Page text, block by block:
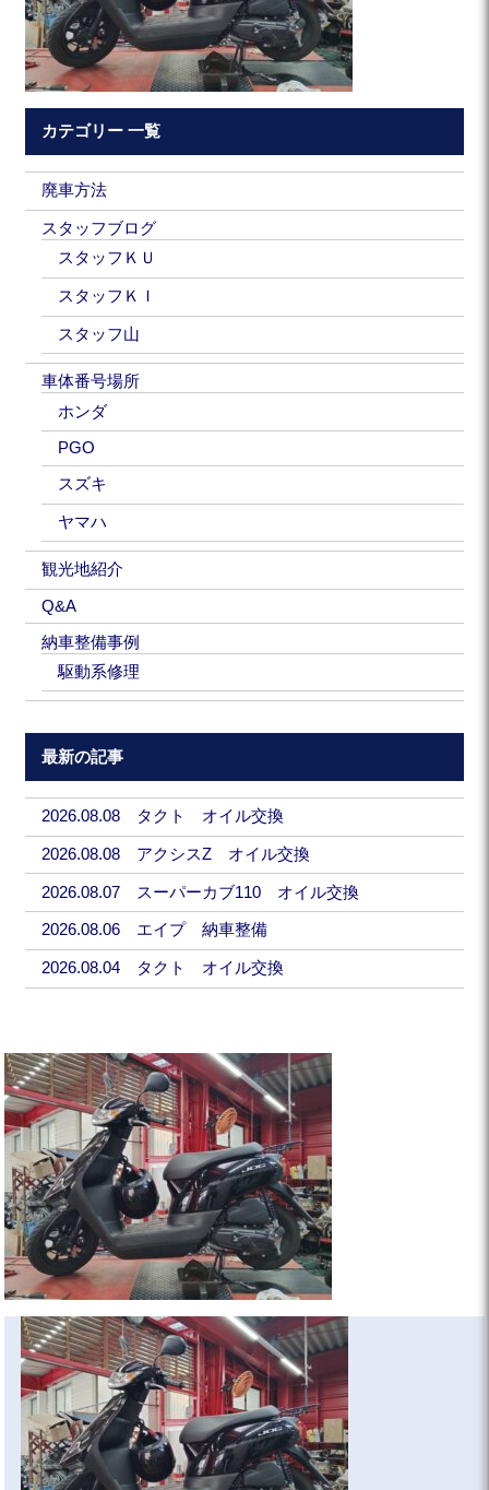
カテゴリー 一覧
廃車方法
スタッフブログ
スタッフＫＵ
スタッフＫＩ
スタッフ山
車体番号場所
ホンダ
PGO
スズキ
ヤマハ
観光地紹介
Q&A
納車整備事例
駆動系修理
最新の記事
2026.08.08 タクト オイル交換
2026.08.08 アクシスZ オイル交換
2026.08.07 スーパーカブ110 オイル交換
2026.08.06 エイプ 納車整備
2026.08.04 タクト オイル交換